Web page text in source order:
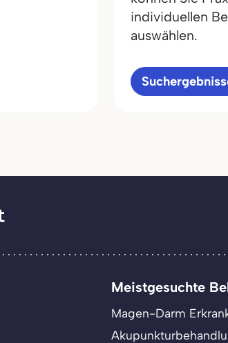
individuellen
auswählen.
Meistgesuchte
Magen-Darm